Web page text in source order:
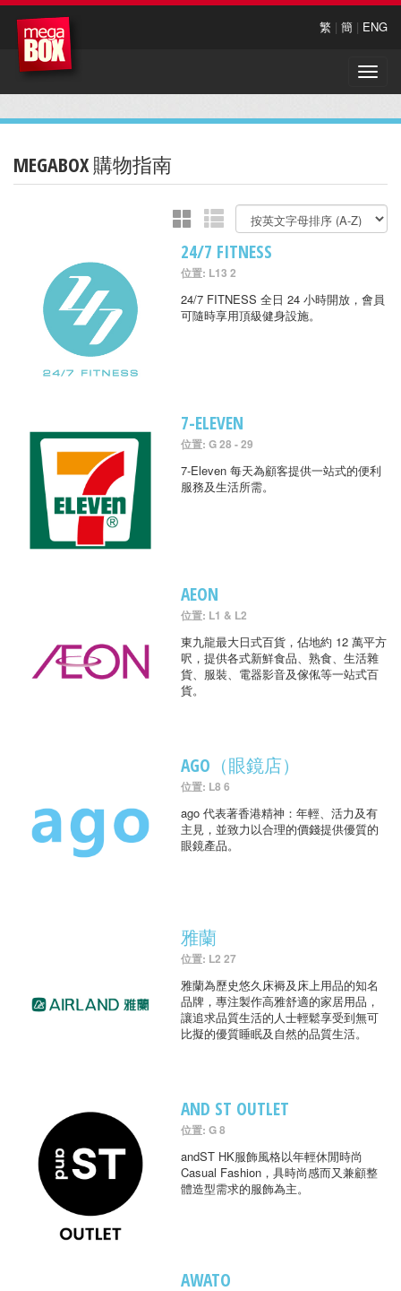
繁 | 簡 | ENG
Toggle
MEGABOX 購物指南
24/7 FITNESS
位置: L13 2
24/7 FITNESS 全日 24 小時開放，會員
可隨時享用頂級健身設施。
7-ELEVEN
位置: G 28 - 29
7-Eleven 每天為顧客提供一站式的便利
服務及生活所需。
AEON
位置: L1 & L2
東九龍最大日式百貨，佔地約 12 萬平方
呎，提供各式新鮮食品、熟食、生活雜
貨、服裝、電器影音及傢俬等一站式百
貨。
AGO（眼鏡店）
位置: L8 6
ago 代表著香港精神：年輕、活力及有
主見，並致力以合理的價錢提供優質的
眼鏡產品。
雅蘭
位置: L2 27
雅蘭為歷史悠久床褥及床上用品的知名
品牌，專注製作高雅舒適的家居用品，
讓追求品質生活的人士輕鬆享受到無可
比擬的優質睡眠及自然的品質生活。
AND ST OUTLET
位置: G 8
andST HK服飾風格以年輕休閒時尚
Casual Fashion，具時尚感而又兼顧整
體造型需求的服飾為主。
AWATO